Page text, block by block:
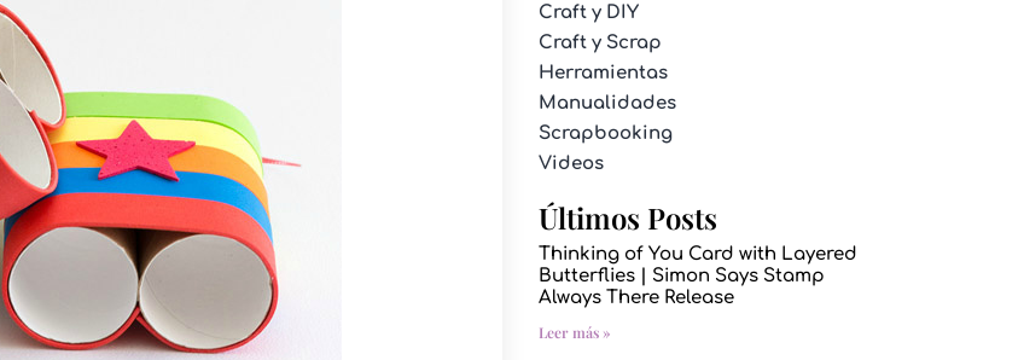
Craft y DIY
Craft y Scrap
Herramientas
Manualidades
Scrapbooking
Videos
Últimos Posts
Thinking of You Card with Layered
Butterflies | Simon Says Stamp
Always There Release
Leer más »